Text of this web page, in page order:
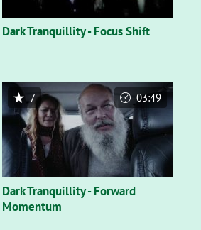
Dark Tranquillity - Focus Shift
Dark Tranquillity - Forward
Momentum
7 03:49